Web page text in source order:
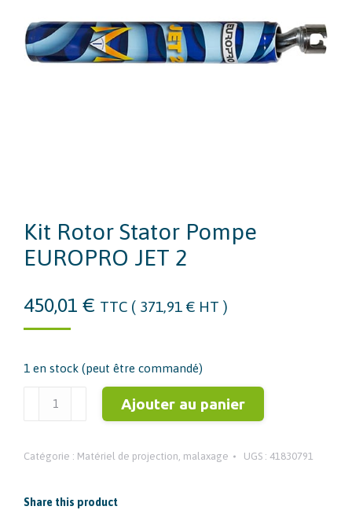
Kit Rotor Stator Pompe
EUROPRO JET 2
450,01 € TTC ( 371,91 € HT )
1 en stock (peut être commandé)
quantité
Rotor
pompe
Ajouter au panier
Catégorie : Matériel de projection, malaxage UGS : 41830791
Share this product